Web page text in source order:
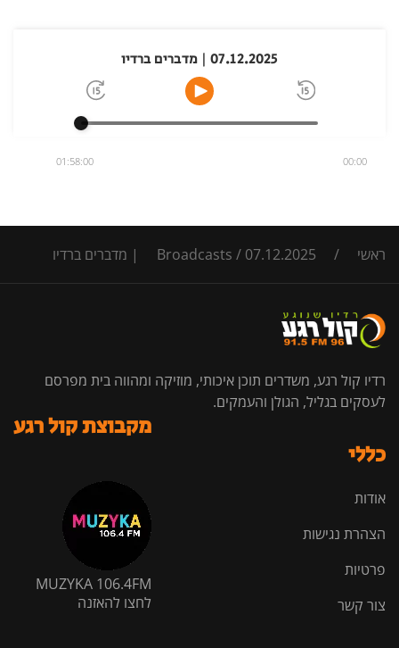
07.12.2025 | מדברים ברדיו
00:00
01:58:00
ראשי /
Broadcasts / 07.12.2025 | מדברים ברדיו
רדיו קול רגע, משדרים תוכן איכותי, מוזיקה ומהווה בית מפרסם
לעסקים בגליל, הגולן והעמקים.
כללי
אודות
הצהרת נגישות
פרטיות
צור קשר
מקבוצת קול רגע
MUZYKA 106.4FM
לחצו להאזנה